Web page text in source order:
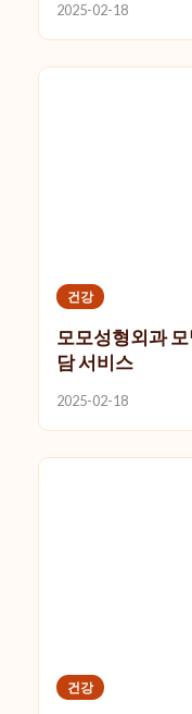
2025-02-18
건강
모모성형외과
담 서비스
2025-02-18
건강